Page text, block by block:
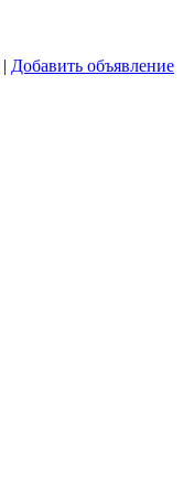
| Добавить объявление